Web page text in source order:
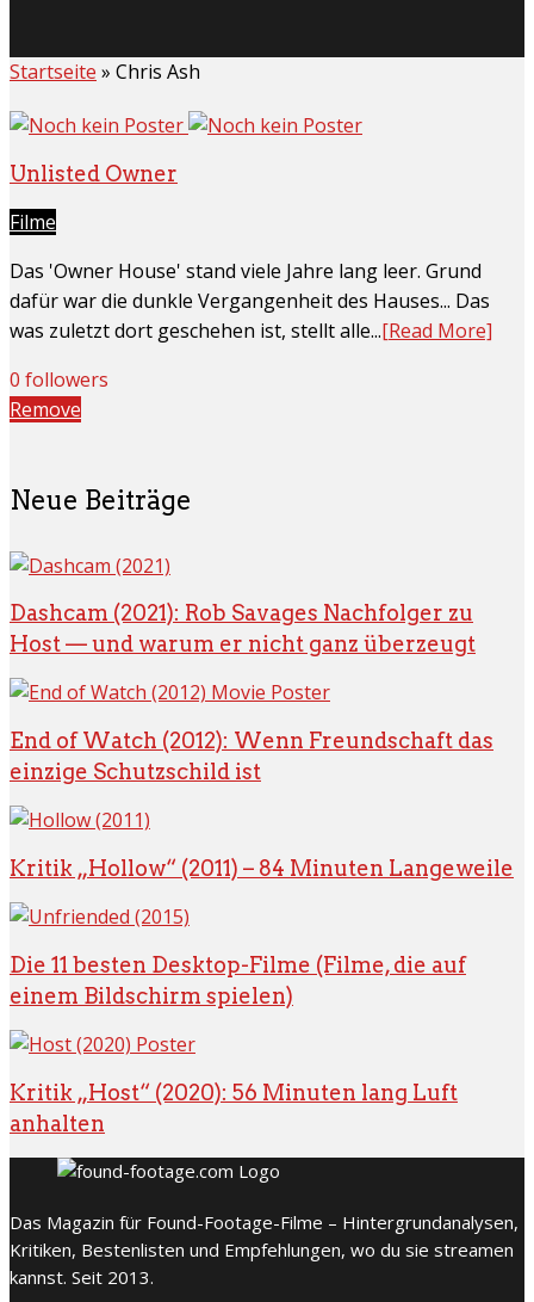
Startseite » Chris Ash
Unlisted Owner
Filme
Das 'Owner House' stand viele Jahre lang leer. Grund
dafür war die dunkle Vergangenheit des Hauses... Das
was zuletzt dort geschehen ist, stellt alle...[Read More]
0 followers
Remove
Neue Beiträge
Dashcam (2021): Rob Savages Nachfolger zu
Host — und warum er nicht ganz überzeugt
End of Watch (2012): Wenn Freundschaft das
einzige Schutzschild ist
Kritik „Hollow“ (2011) – 84 Minuten Langeweile
Die 11 besten Desktop-Filme (Filme, die auf
einem Bildschirm spielen)
Kritik „Host“ (2020): 56 Minuten lang Luft
anhalten
Das Magazin für Found-Footage-Filme – Hintergrundanalysen,
Kritiken, Bestenlisten und Empfehlungen, wo du sie streamen
kannst. Seit 2013.